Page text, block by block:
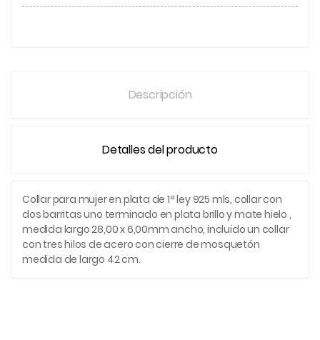
Descripción
Detalles del producto
Collar para mujer en plata de 1ª ley 925 mls, collar con
dos barritas uno terminado en plata brillo y mate hielo ,
medida largo 28,00 x 6,00mm ancho, incluido un collar
con tres hilos de acero con cierre de mosquetón
medida de largo 42 cm.